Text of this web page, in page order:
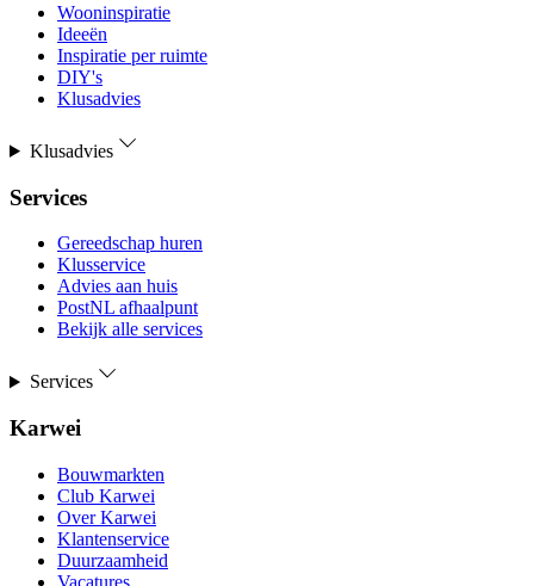
Wooninspiratie
Ideeën
Inspiratie per ruimte
DIY's
Klusadvies
Klusadvies
Services
Gereedschap huren
Klusservice
Advies aan huis
PostNL afhaalpunt
Bekijk alle services
Services
Karwei
Bouwmarkten
Club Karwei
Over Karwei
Klantenservice
Duurzaamheid
Vacatures